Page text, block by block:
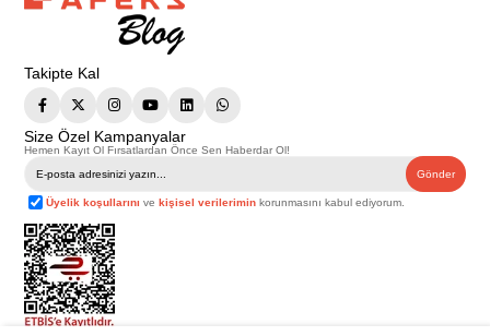
Takipte Kal
Size Özel Kampanyalar
Hemen Kayıt Ol Fırsatlardan Önce Sen Haberdar Ol!
Gönder
Üyelik koşullarını vekişisel verilerimin korunmasını kabul ediyorum.